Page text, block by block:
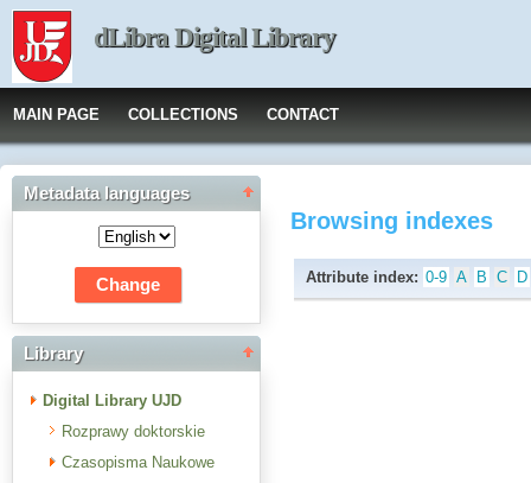
dLibra Digital Library
MAIN PAGE COLLECTIONS CONTACT
Metadata languages
Library
Digital Library UJD
Rozprawy doktorskie
Czasopisma Naukowe
Browsing indexes
Attribute index: 0-9 A B C D